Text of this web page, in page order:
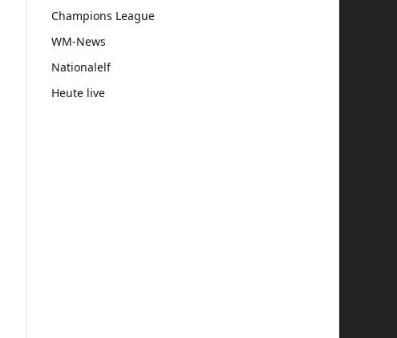
Champions League
WM-News
Nationalelf
Heute live